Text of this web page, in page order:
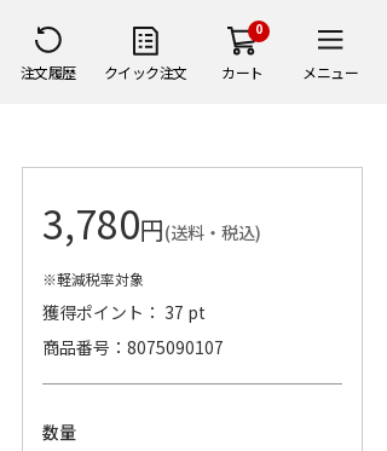
注文履歴 クイック注文
0
カート メニュー
3,780円(送料・税込)
※軽減税率対象
獲得ポイント： 37 pt
商品番号
8075090107
数量